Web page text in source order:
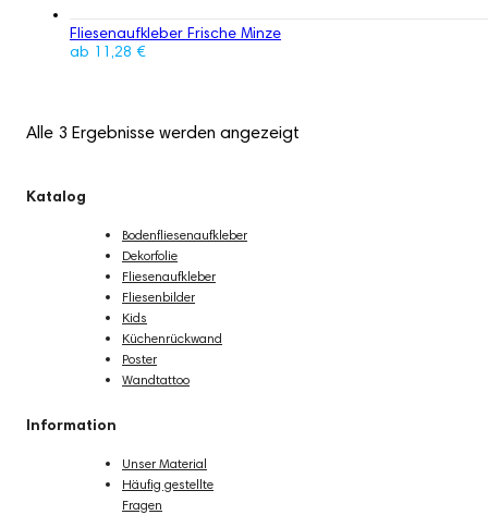
Fliesenaufkleber Frische Minze
ab 11,28 €
Alle 3 Ergebnisse werden angezeigt
Katalog
Bodenfliesenaufkleber
Dekorfolie
Fliesenaufkleber
Fliesenbilder
Kids
Küchenrückwand
Poster
Wandtattoo
Information
Unser Material
Häufig gestellte
Fragen